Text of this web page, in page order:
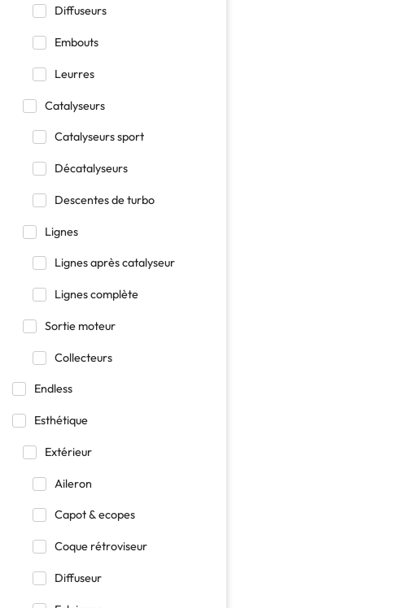
Diffuseurs
Embouts
Leurres
Catalyseurs
Catalyseurs sport
Décatalyseurs
Descentes de turbo
Lignes
Lignes après catalyseur
Lignes complète
Sortie moteur
Collecteurs
Endless
Esthétique
Extérieur
Aileron
Capot & ecopes
Coque rétroviseur
Diffuseur